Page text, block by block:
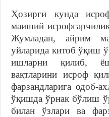
Ҳозирги кунда
маиший
Жумладан, айрим
уйларида китоб ўқиш
ишларни қилиб,
вақтларини исроф
фарзандларига одоб-
ўқишда ўрнак бўлиш
билан ўзлари ва